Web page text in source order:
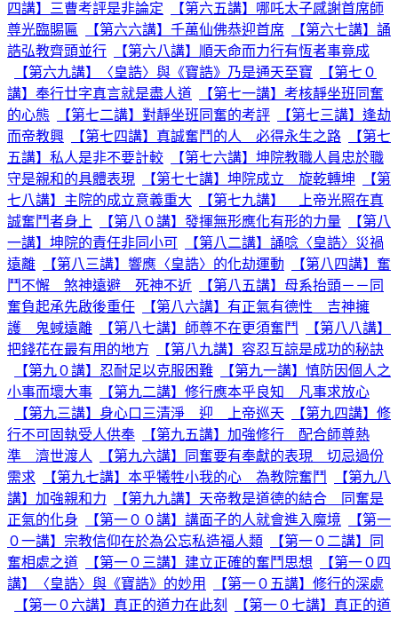
四講】三曹考評是非論定
【第六五講】哪吒太子感謝首席師
尊光臨賜匾
【第六六講】千萬仙佛恭迎首席
【第六七講】誦
誥弘教齊頭並行
【第六八講】順天命而力行有恆者事竟成
【第六九講】〈皇誥〉與《寶誥》乃是通天至寶
【第七０
講】奉行廿字真言就是盡人道
【第七一講】考核靜坐班同奮
的心態
【第七二講】對靜坐班同奮的考評
【第七三講】逢劫
而帝教興
【第七四講】真誠奮鬥的人 必得永生之路
【第七
五講】私人是非不要計較
【第七六講】坤院教職人員忠於職
守是親和的具體表現
【第七七講】坤院成立 旋乾轉坤
【第
七八講】主院的成立意義重大
【第七九講】 上帝光照在真
誠奮鬥者身上
【第八０講】發揮無形應化有形的力量
【第八
一講】坤院的責任非同小可
【第八二講】誦唸〈皇誥〉災禍
遠離
【第八三講】響應〈皇誥〉的化劫運動
【第八四講】奮
鬥不懈 煞神遠避 死神不近
【第八五講】母系抬頭－－同
奮負起承先啟後重任
【第八六講】有正氣有德性 吉神擁
護 鬼蜮遠離
【第八七講】師尊不在更須奮鬥
【第八八講】
把錢花在最有用的地方
【第八九講】容忍互諒是成功的秘訣
【第九０講】忍耐足以克服困難
【第九一講】慎防因個人之
小事而壞大事
【第九二講】修行應本乎良知 凡事求放心
【第九三講】身心口三清淨 迎 上帝巡天
【第九四講】修
行不可固執受人供奉
【第九五講】加強修行 配合師尊熱
準 濟世渡人
【第九六講】同奮要有奉獻的表現 切忌過份
需求
【第九七講】本乎犧牲小我的心 為教院奮鬥
【第九八
講】加強親和力
【第九九講】天帝教是道德的結合 同奮是
正氣的化身
【第一００講】講面子的人就會進入魔境
【第一
０一講】宗教信仰在於為公忘私造福人類
【第一０二講】同
奮相處之道
【第一０三講】建立正確的奮鬥思想
【第一０四
講】〈皇誥〉與《寶誥》的妙用
【第一０五講】修行的深處
【第一０六講】真正的道力在此刻
【第一０七講】真正的道